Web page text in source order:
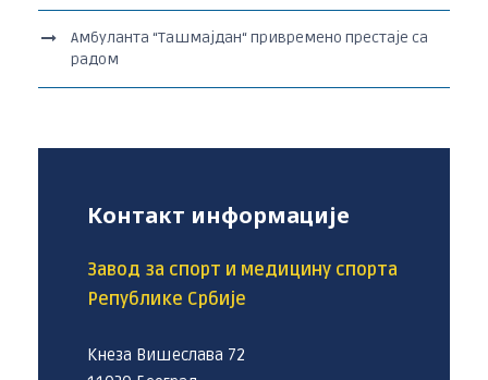
Амбуланта “Ташмајдан“ привремено престаје са
радом
Контакт информације
Завод за спорт и медицину спорта
Републике Србије
Кнеза Вишеслава 72